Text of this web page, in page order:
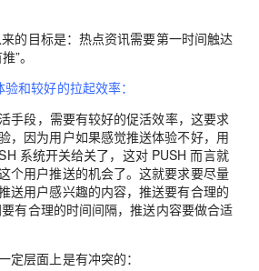
的目标是：热点资讯需要第一时间触达
”。
和较好的拉起效率：
手段，需要有较好的促活效率，这要求
，因为用户如果感觉推送体验不好，用
系统开关给关了，这对 PUSH 而言就
个用户推送的机会了。这就要求要尽量
送用户感兴趣的内容，推送要有合理的
有合理的时间间隔，推送内容要做合适
定层面上是有冲突的：